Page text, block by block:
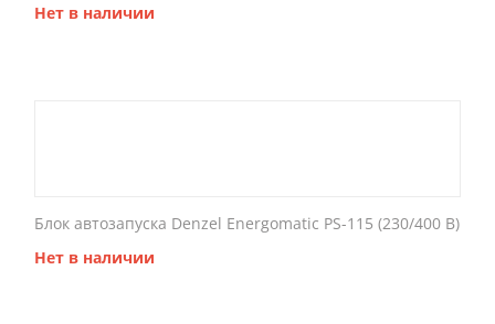
Нет в наличии
Блок автозапуска Denzel Energomatic PS-115 (230/400 В)
Нет в наличии